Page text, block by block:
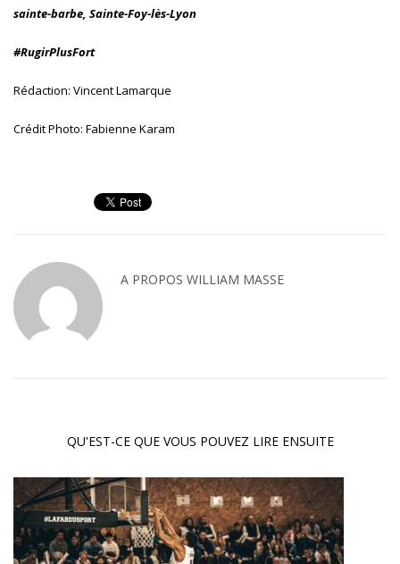
sainte-barbe, Sainte-Foy-lès-Lyon
#RugirPlusFort
Rédaction: Vincent Lamarque
Crédit Photo: Fabienne Karam
A PROPOS WILLIAM MASSE
QU'EST-CE QUE VOUS POUVEZ LIRE ENSUITE